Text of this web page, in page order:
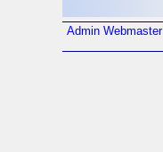
Admin Webmaster